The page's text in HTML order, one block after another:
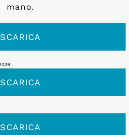
mano.
SCARICA
SCARICA
SCARICA